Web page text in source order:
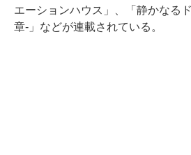
エーションハウス」、「静かなる
章-」などが連載されている。